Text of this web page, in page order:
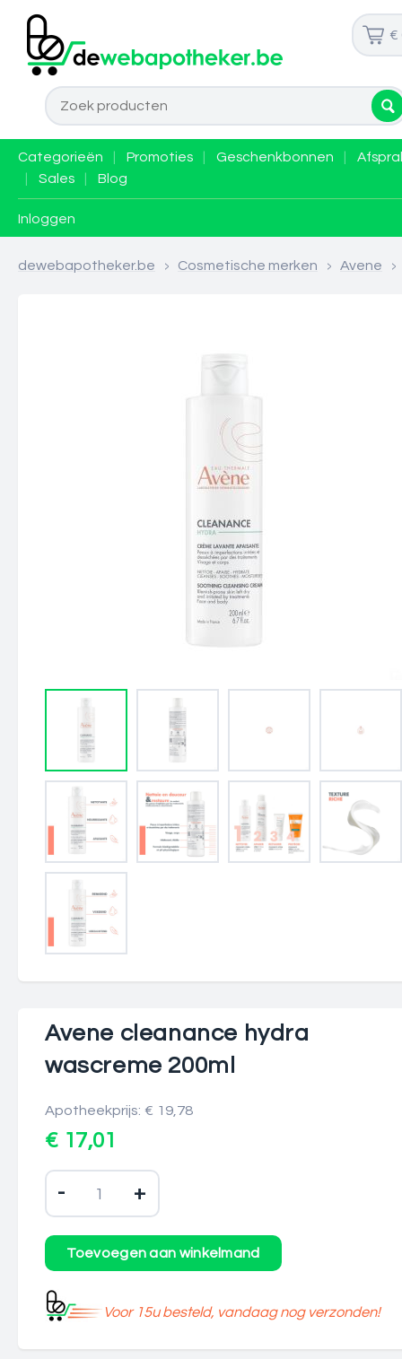
€
Categorieën Promoties Geschenkbonnen
Sales Blog
Inloggen
dewebapotheker.be > Cosmetische merken > Avene >
Avene cleanance hydra
wascreme 200ml
Apotheekprijs: € 19,78
€ 17,01
- +
Voor 15u besteld, vandaag nog verzonden!